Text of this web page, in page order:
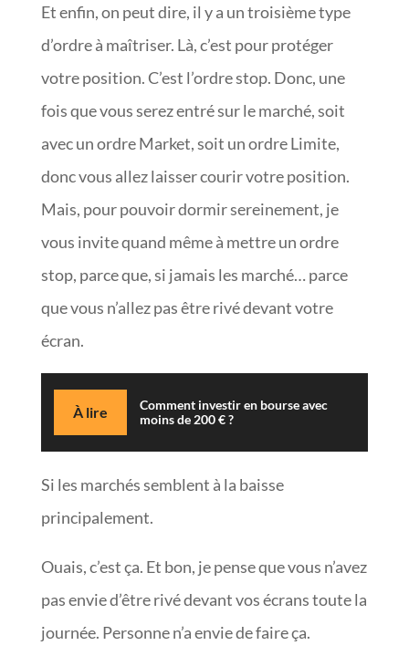
Et enfin, on peut dire, il y a un troisième type
d’ordre à maîtriser. Là, c’est pour protéger
votre position. C’est l’ordre stop. Donc, une
fois que vous serez entré sur le marché, soit
avec un ordre Market, soit un ordre Limite,
donc vous allez laisser courir votre position.
Mais, pour pouvoir dormir sereinement, je
vous invite quand même à mettre un ordre
stop, parce que, si jamais les marché… parce
que vous n’allez pas être rivé devant votre
écran.
À lire
Comment investir en bourse avec
moins de 200 € ?
Si les marchés semblent à la baisse
principalement.
Ouais, c’est ça. Et bon, je pense que vous n’avez
pas envie d’être rivé devant vos écrans toute la
journée. Personne n’a envie de faire ça.